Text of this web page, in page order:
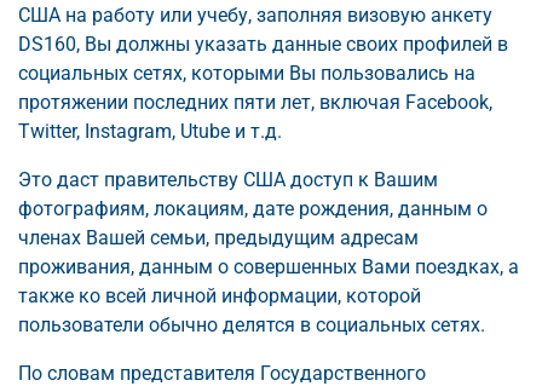
США на работу или учебу, заполняя визовую анкету
DS160, Вы должны указать данные своих профилей в
социальных сетях, которыми Вы пользовались на
протяжении последних пяти лет, включая Facebook,
Twitter, Instagram, Utube и т.д.
Это даст правительству США доступ к Вашим
фотографиям, локациям, дате рождения, данным о
членах Вашей семьи, предыдущим адресам
проживания, данным о совершенных Вами поездках, а
также ко всей личной информации, которой
пользователи обычно делятся в социальных сетях.
По словам представителя Государственного